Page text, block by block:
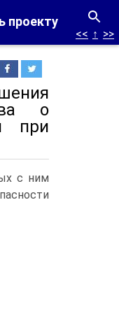
проекту
<< ↑ >>
о
при
с ним